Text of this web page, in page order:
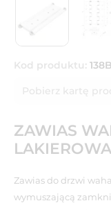
Kod produktu: 138B
Pobierz kartę
ZAWIAS
Zawias do drzwi
wymuszającą